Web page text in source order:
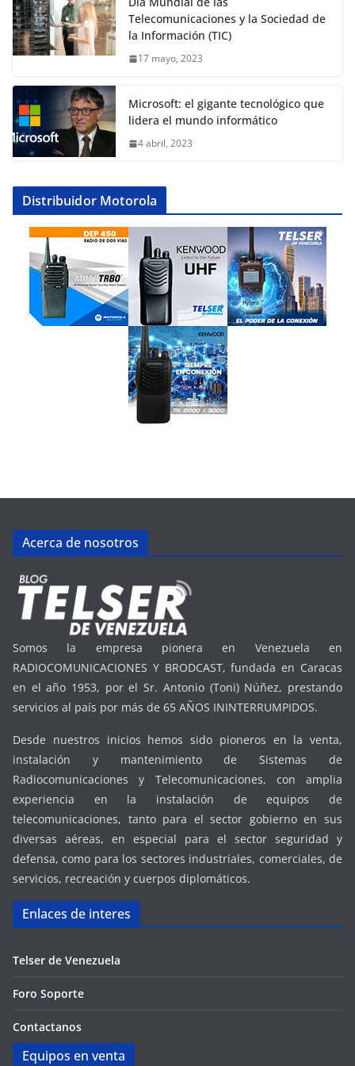
Telecomunicaciones y la Sociedad de
la Información (TIC)
17 mayo, 2023
Microsoft: el gigante tecnológico que
lidera el mundo informático
4 abril, 2023
Distribuidor Motorola
Acerca de nosotros
Somos la empresa pionera en Venezuela en
RADIOCOMUNICACIONES Y BRODCAST, fundada en Caracas
en el año 1953, por el Sr. Antonio (Toni) Núñez, prestando
servicios al país por más de 65 AÑOS ININTERRUMPIDOS.
Desde nuestros inicios hemos sido pioneros en la venta,
instalación y mantenimiento de Sistemas de
Radiocomunicaciones y Telecomunicaciones, con amplia
experiencia en la instalación de equipos de
telecomunicaciones, tanto para el sector gobierno en sus
diversas aéreas, en especial para el sector seguridad y
defensa, como para los sectores industriales, comerciales, de
servicios, recreación y cuerpos diplomáticos.
Enlaces de interes
Telser de Venezuela
Foro Soporte
Contactanos
Equipos en venta